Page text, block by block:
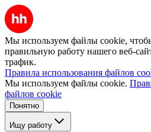
Мы используем файлы cookie,
правильную работу нашего веб-
трафик.
Правила использования файлов
Мы используем файлы cookie.
файлов cookie
Понятно
Ищу работу